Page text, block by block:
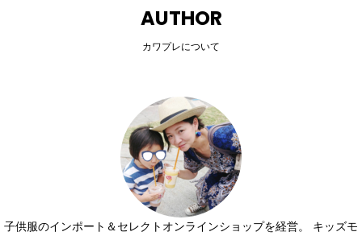
AUTHOR
カワプレについて
子供服のインポート＆セレクトオンラインショップを経営。 キッズモ